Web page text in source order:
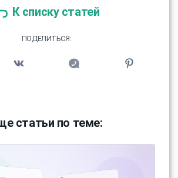
К списку статей
ПОДЕЛИТЬСЯ:
статьи по теме: